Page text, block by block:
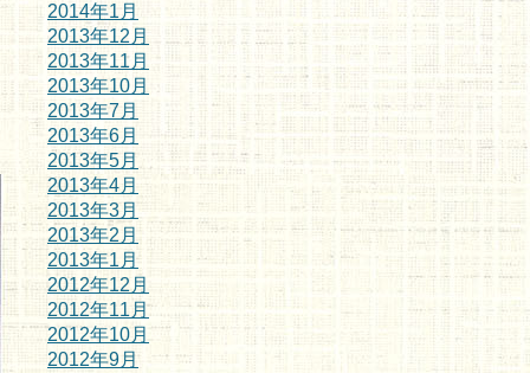
2014年1月
2013年12月
2013年11月
2013年10月
2013年7月
2013年6月
2013年5月
2013年4月
2013年3月
2013年2月
2013年1月
2012年12月
2012年11月
2012年10月
2012年9月